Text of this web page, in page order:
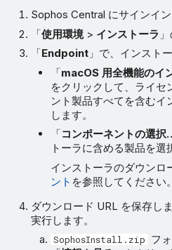
Sophos Central にサインイン
「使用環境> インストーラ
「Endpoint 」で、インスト
「macOS 用全機能のイ
をクリックして、ライセ
ント製品すべてを含むイ
します。
「コンポーネントの選
トーラに含める製品を選
インストーラのダウンロ
ント を参照してください。
ダウンロード URL を保存し
実行します。
SophosInstall.zip
フ